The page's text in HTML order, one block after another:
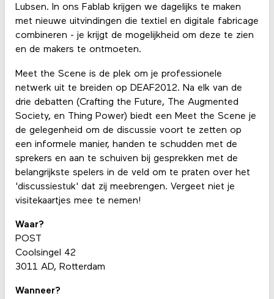
Lubsen. In ons Fablab krijgen we dagelijks te maken
met nieuwe uitvindingen die textiel en digitale fabricage
combineren - je krijgt de mogelijkheid om deze te zien
en de makers te ontmoeten.
Meet the Scene is de plek om je professionele
netwerk uit te breiden op DEAF2012. Na elk van de
drie debatten (Crafting the Future, The Augmented
Society, en Thing Power) biedt een Meet the Scene je
de gelegenheid om de discussie voort te zetten op
een informele manier, handen te schudden met de
sprekers en aan te schuiven bij gesprekken met de
belangrijkste spelers in de veld om te praten over het
'discussiestuk' dat zij meebrengen. Vergeet niet je
visitekaartjes mee te nemen!
Waar?
POST
Coolsingel 42
3011 AD, Rotterdam
Wanneer?